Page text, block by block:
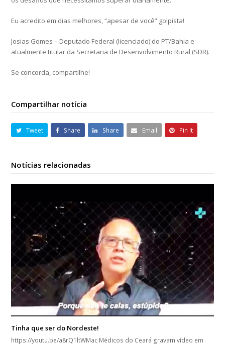
Eu acredito em dias melhores, “apesar de você” golpista!
Josias Gomes – Deputado Federal (licenciado) do PT/Bahia e
atualmente titular da Secretaria de Desenvolvimento Rural (SDR).
Se concorda, compartilhe!
Compartilhar notícia
Tweet Share Share Email Pin It
Notícias relacionadas
Tinha que ser do Nordeste!
https://youtu.be/a8rQ1ltWMac Médicos do Ceará gravam vídeo em